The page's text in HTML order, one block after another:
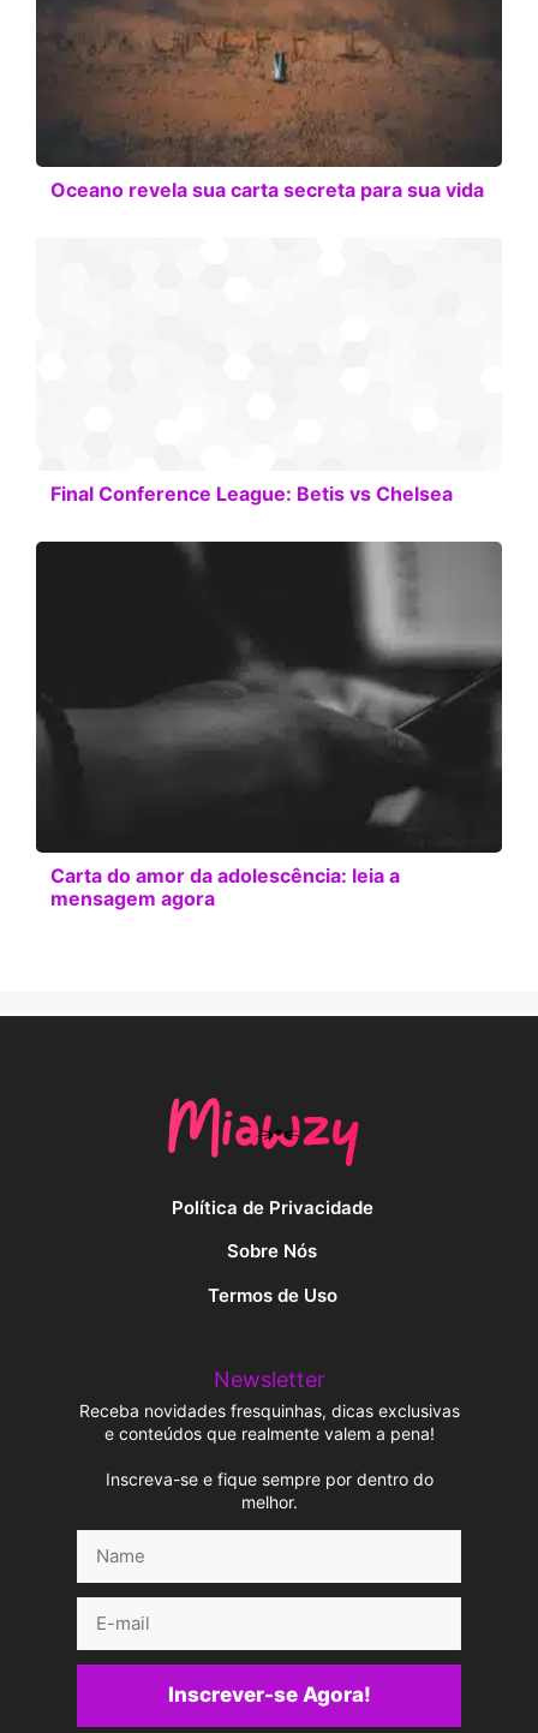
Oceano revela sua carta secreta para sua vida
Final Conference League: Betis vs Chelsea
Carta do amor da adolescência: leia a
mensagem agora
Política de Privacidade
Sobre Nós
Termos de Uso
Newsletter
Receba novidades fresquinhas, dicas exclusivas
e conteúdos que realmente valem a pena!
Inscreva-se e fique sempre por dentro do
melhor.
mail
Inscrever-se Agora!